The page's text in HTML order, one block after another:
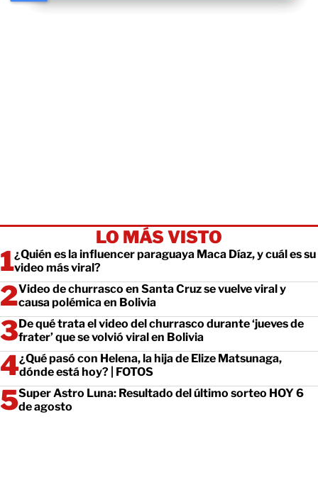
LO MÁS VISTO
¿Quién es la influencer paraguaya Maca Díaz, y cuál es su
video más viral?
Video de churrasco en Santa Cruz se vuelve viral y
causa polémica en Bolivia
De qué trata el video del churrasco durante ‘jueves de
frater’ que se volvió viral en Bolivia
¿Qué pasó con Helena, la hija de Elize Matsunaga,
dónde está hoy? | FOTOS
Super Astro Luna: Resultado del último sorteo HOY 6
de agosto